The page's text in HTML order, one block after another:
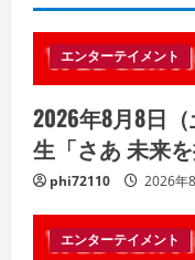
エンターテイメント
2026年8月8日（
生「さあ 未来
phi72110 2026年
エンターテイメント